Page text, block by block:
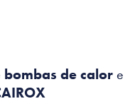
bombas de calore